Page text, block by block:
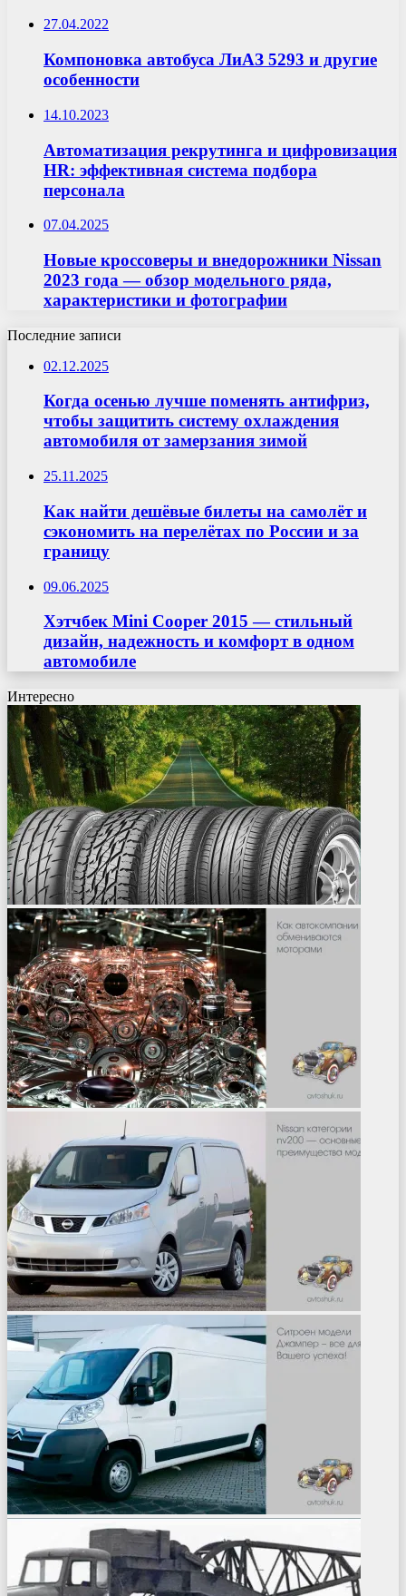
27.04.2022
Компоновка автобуса ЛиАЗ 5293 и другие
особенности
14.10.2023
Автоматизация рекрутинга и цифровизация
HR: эффективная система подбора
персонала
07.04.2025
Новые кроссоверы и внедорожники Nissan
2023 года — обзор модельного ряда,
характеристики и фотографии
Последние записи
02.12.2025
Когда осенью лучше поменять антифриз,
чтобы защитить систему охлаждения
автомобиля от замерзания зимой
25.11.2025
Как найти дешёвые билеты на самолёт и
сэкономить на перелётах по России и за
границу
09.06.2025
Хэтчбек Mini Cooper 2015 — стильный
дизайн, надежность и комфорт в одном
автомобиле
Интересно